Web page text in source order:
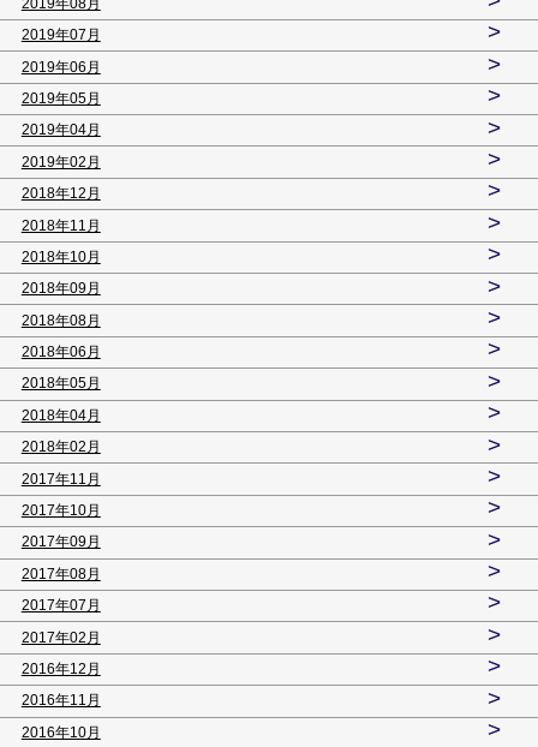
2019年07月 >
2019年06月 >
2019年05月 >
2019年04月 >
2019年02月 >
2018年12月 >
2018年11月 >
2018年10月 >
2018年09月 >
2018年08月 >
2018年06月 >
2018年05月 >
2018年04月 >
2018年02月 >
2017年11月 >
2017年10月 >
2017年09月 >
2017年08月 >
2017年07月 >
2017年02月 >
2016年12月 >
2016年11月 >
2016年10月 >